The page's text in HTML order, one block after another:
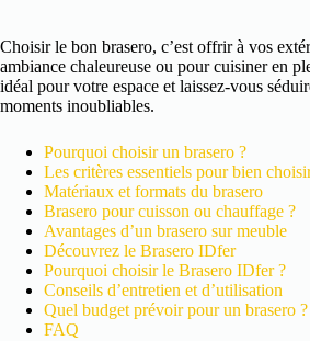
Choisir le bon brasero, c’est offrir à vos
ambiance chaleureuse ou pour cuisiner en
idéal pour votre espace et laissez-vous
moments inoubliables.
Pourquoi choisir un brasero ?
Les critères essentiels pour bien
Matériaux et formats du brasero
Brasero pour cuisson ou chauffage ?
Avantages d’un brasero sur meuble
Découvrez le Brasero IDfer
Pourquoi choisir le Brasero IDfer ?
Conseils d’entretien et d’utilisation
Quel budget prévoir pour un brasero ?
FAQ